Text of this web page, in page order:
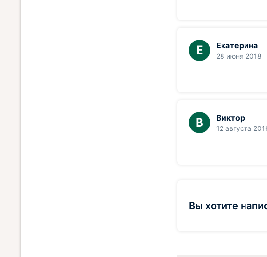
Е Екатерина
28 июня 2018
В Виктор
12 августа
Вы хотите